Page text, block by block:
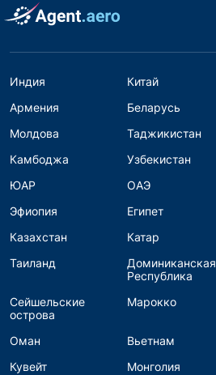
Индия Китай
Армения
Беларусь
Молдова
Таджикистан
Камбоджа
Узбекистан
ЮАР
ОАЭ
Эфиопия
Египет
Казахстан
Катар
Таиланд
Доминиканская
Республика
Сейшельские
острова
Марокко
Оман Вьетнам
Кувейт
Монголия